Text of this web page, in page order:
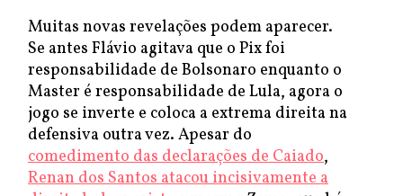
Muitas novas revelações podem aparecer.
Se antes Flávio agitava que o Pix foi
responsabilidade de Bolsonaro enquanto o
Master é responsabilidade de Lula, agora o
jogo se inverte e coloca a extrema direita na
defensiva outra vez. Apesar do
comedimento das declarações de Caiado,
Renan dos Santos atacou incisivamente a